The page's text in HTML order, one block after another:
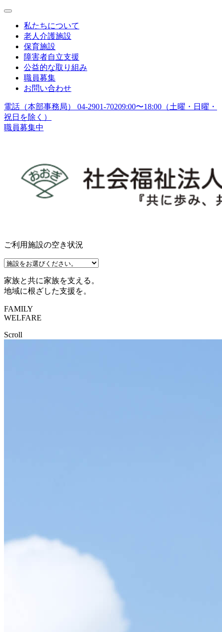
私たちについて
老人介護施設
保育施設
障害者自立支援
公益的な取り組み
職員募集
お問い合わせ
電話（本部事務局） 04-2901-70209:00〜18:00（土曜・日曜・
祝日を除く）
職員募集中
ご利用施設の空き状況
家族と共に家族を支える。
地域に根ざした支援を。
FAMILY
WELFARE
Scroll